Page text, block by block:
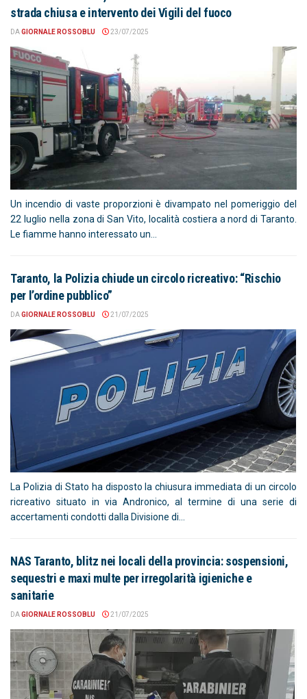
strada chiusa e intervento dei Vigili del fuoco
DAGIORNALE ROSSOBLU 23/07/2025
Un incendio di vaste proporzioni è divampato nel pomeriggio del
22 luglio nella zona di San Vito, località costiera a nord di Taranto.
Le fiamme hanno interessato un...
Taranto, la Polizia chiude un circolo ricreativo: “Rischio
per l’ordine pubblico”
DAGIORNALE ROSSOBLU 21/07/2025
La Polizia di Stato ha disposto la chiusura immediata di un circolo
ricreativo situato in via Andronico, al termine di una serie di
accertamenti condotti dalla Divisione di...
NAS Taranto, blitz nei locali della provincia: sospensioni,
sequestri e maxi multe per irregolarità igieniche e
sanitarie
DAGIORNALE ROSSOBLU 21/07/2025